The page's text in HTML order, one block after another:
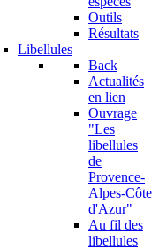
Outils
Résultats
Libellules
Back
Actualités
en lien
Ouvrage
"Les
libellules
de
Provence-
Alpes-Côte
d'Azur"
Au fil des
libellules